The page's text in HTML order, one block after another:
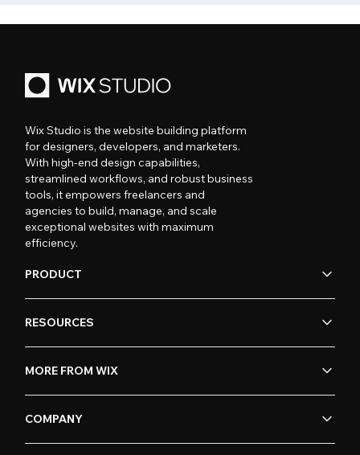
Wix Studio is the website building platform
for designers, developers, and marketers.
With high-end design capabilities,
streamlined workflows, and robust business
tools, it empowers freelancers and
agencies to build, manage, and scale
exceptional websites with maximum
efficiency.
PRODUCT
RESOURCES
MORE FROM WIX
COMPANY